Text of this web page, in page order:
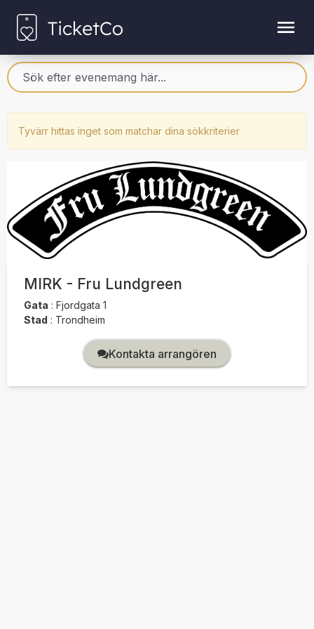
Tyvärr hittas inget som matchar dina sökkriterier
MIRK - Fru Lundgreen
Gata : Fjordgata 1
Stad : Trondheim
Kontakta arrangören